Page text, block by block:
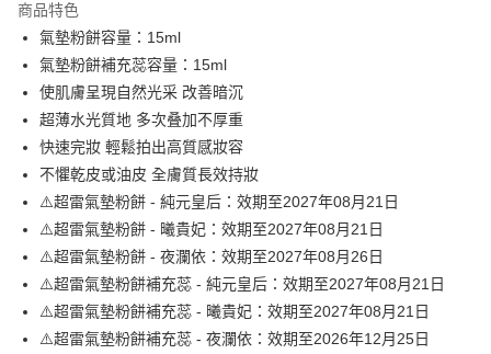
Apple Pay
街口支付
悠遊付
Google Pay
全盈+PAY
大哥付你分期
相關說明
【大哥付你分期使用說明】
1.本服務由台灣大哥大提供，台灣大哥大用戶可立即使用無須另外申請。
流程，驗證手機門號後，選擇欲分期的期數、繳款截止日，確認付款後即完
AFTEE先享後付
相關說明
商品特色
氣墊粉餅容量：15ml
氣墊粉餅補充蕊容量：15ml
使肌膚呈現自然光采 改善暗沉
超薄水光質地 多次叠加不厚重
快速完妝 輕鬆拍出高質感妝容
不懼乾皮或油皮 全膚質長效持妝
⚠️超雷氣墊粉餅 - 純元皇后：效期至2027年08月21日
⚠️超雷氣墊粉餅 - 曦貴妃：效期至2027年08月21日
⚠️超雷氣墊粉餅 - 夜瀾依：效期至2027年08月26日
⚠️超雷氣墊粉餅補充蕊 - 純元皇后：效期至2027年08月21日
⚠️超雷氣墊粉餅補充蕊 - 曦貴妃：效期至2027年08月21日
⚠️超雷氣墊粉餅補充蕊 - 夜瀾依：效期至2026年12月25日